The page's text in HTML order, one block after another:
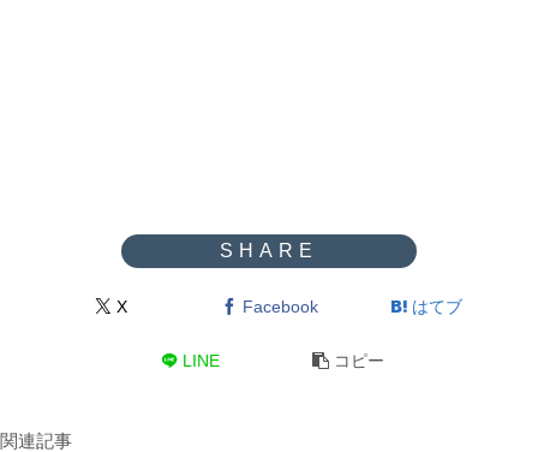
X Facebook はてブ
LINE コピー
関連記事